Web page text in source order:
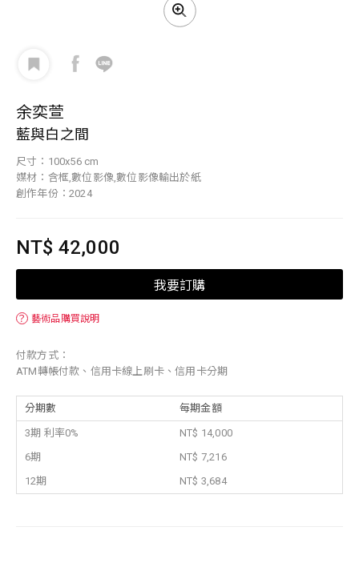
余奕萱
藍與白之間
尺寸：100x56 cm
媒材：含框,數位影像,數位影像輸出於紙
創作年份：2024
NT$ 42,000
我要訂購
？ 藝術品購買說明
付款方式：
ATM轉帳付款、信用卡線上刷卡、信用卡分期
分期數 每期金額
3期 利率0%
NT$ 14,000
6期
NT$ 7,216
12期
NT$ 3,684